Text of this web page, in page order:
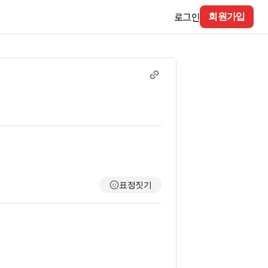
로그인 회원가입
표정짓기